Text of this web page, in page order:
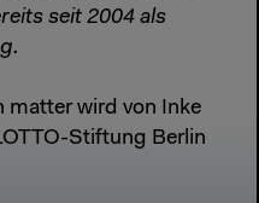
seit 2004 als
matter wird von Inke
Stiftung Berlin